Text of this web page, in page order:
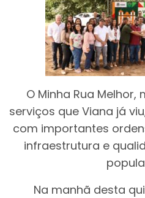
O Minha Rua
serviços que Viana já
com importantes
infraestrutura e
Na manhã desta